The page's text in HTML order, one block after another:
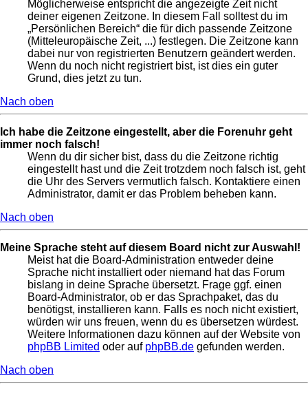
Möglicherweise entspricht die angezeigte Zeit nicht
deiner eigenen Zeitzone. In diesem Fall solltest du im
„Persönlichen Bereich“ die für dich passende Zeitzone
(Mitteleuropäische Zeit, ...) festlegen. Die Zeitzone kann
dabei nur von registrierten Benutzern geändert werden.
Wenn du noch nicht registriert bist, ist dies ein guter
Grund, dies jetzt zu tun.
Nach oben
Ich habe die Zeitzone eingestellt, aber die Forenuhr geht
immer noch falsch!
Wenn du dir sicher bist, dass du die Zeitzone richtig
eingestellt hast und die Zeit trotzdem noch falsch ist, geht
die Uhr des Servers vermutlich falsch. Kontaktiere einen
Administrator, damit er das Problem beheben kann.
Nach oben
Meine Sprache steht auf diesem Board nicht zur Auswahl!
Meist hat die Board-Administration entweder deine
Sprache nicht installiert oder niemand hat das Forum
bislang in deine Sprache übersetzt. Frage ggf. einen
Board-Administrator, ob er das Sprachpaket, das du
benötigst, installieren kann. Falls es noch nicht existiert,
würden wir uns freuen, wenn du es übersetzen würdest.
Weitere Informationen dazu können auf der Website von
phpBB Limited oder auf phpBB.de gefunden werden.
Nach oben